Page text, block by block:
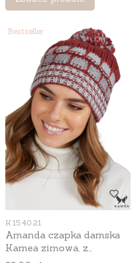
szary
Bestseller
Kod produktu
K.15.40.21
Amanda czapka damska
Kamea zimowa, z
pomponem, z alpaką,